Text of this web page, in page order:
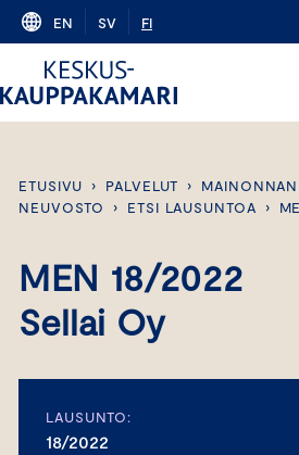
Skip
content
EN SV FI
ETUSIVU › PALVELUT ›
NEUVOSTO
› ETSI LAUSUNTOA ›
MEN 18/2022
Sellai Oy
LAUSUNTO:
18/2022